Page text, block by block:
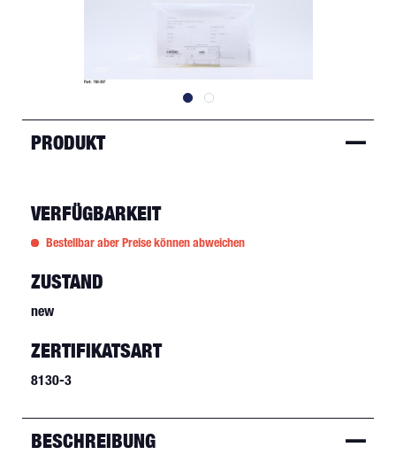
PRODUKT
VERFÜGBARKEIT
Bestellbar aber Preise können abweichen
ZUSTAND
new
ZERTIFIKATSART
8130-3
BESCHREIBUNG